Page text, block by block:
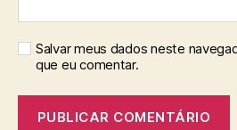
Salvar meus dados neste
que eu comentar.